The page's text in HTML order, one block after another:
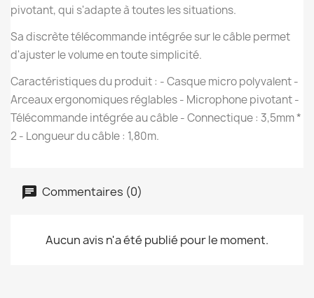
pivotant, qui s'adapte à toutes les situations.
Sa discrète télécommande intégrée sur le câble permet
d'ajuster le volume en toute simplicité.
Caractéristiques du produit : - Casque micro polyvalent -
Arceaux ergonomiques réglables - Microphone pivotant -
Télécommande intégrée au câble - Connectique : 3,5mm *
2 - Longueur du câble : 1,80m.
Commentaires (0)
Aucun avis n'a été publié pour le moment.